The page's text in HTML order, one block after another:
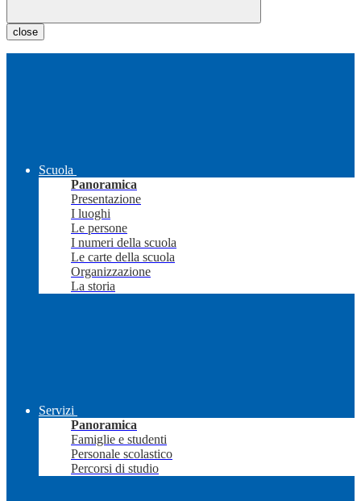
close
Scuola
Panoramica
Presentazione
I luoghi
Le persone
I numeri della scuola
Le carte della scuola
Organizzazione
La storia
Servizi
Panoramica
Famiglie e studenti
Personale scolastico
Percorsi di studio